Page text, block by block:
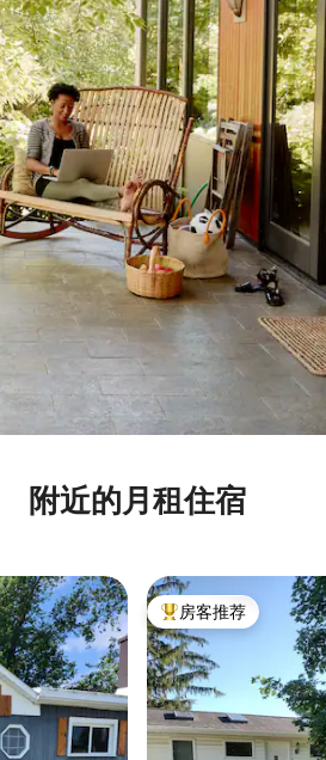
附近的月租住宿
热门「房客推荐」
房客推荐